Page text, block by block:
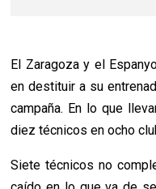
El Zaragoza y el
en destituir a su
campaña. En lo que
diez técnicosen ocho
Siete técnicos no